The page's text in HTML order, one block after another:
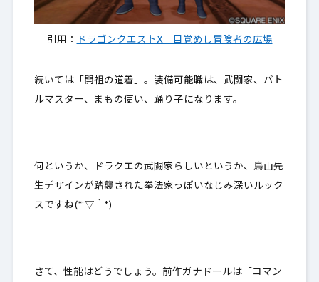
引用： ドラゴンクエストX 目覚めし冒険者の広場
続いては「開祖の道着」。装備可能職は、武闘家、バト
ルマスター、まもの使い、踊り子になります。
何というか、ドラクエの武闘家らしいというか、鳥山先
生デザインが踏襲された拳法家っぽいなじみ深いルック
スですね(*´▽｀*)
さて、性能はどうでしょう。前作ガナドールは「コマン